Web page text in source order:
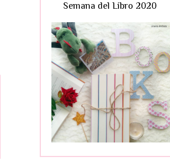
Semana del Libro 2020